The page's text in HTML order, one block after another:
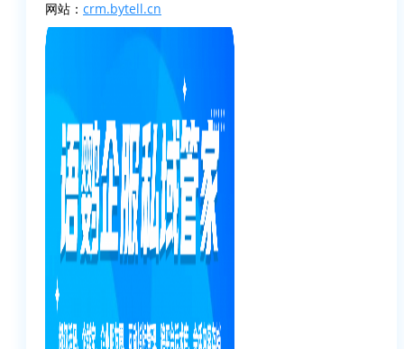
网站： crm.bytell.cn